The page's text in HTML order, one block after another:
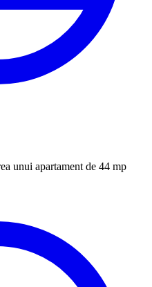
unui apartament de 44 mp